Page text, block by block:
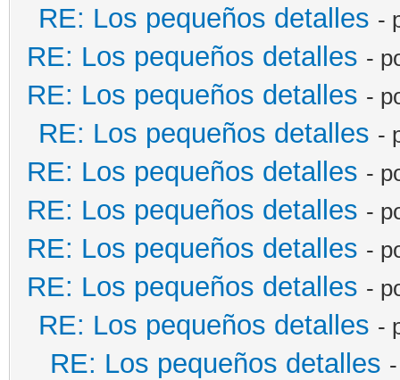
RE: Los pequeños detalles -
RE: Los pequeños detalles -
RE: Los pequeños detalles -
RE: Los pequeños detalles -
RE: Los pequeños detalles -
RE: Los pequeños detalles -
RE: Los pequeños detalles -
RE: Los pequeños detalles -
RE: Los pequeños detalles -
RE: Los pequeños detalles